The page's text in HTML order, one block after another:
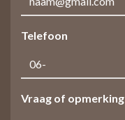
Telefoon
Vraag of opmerking